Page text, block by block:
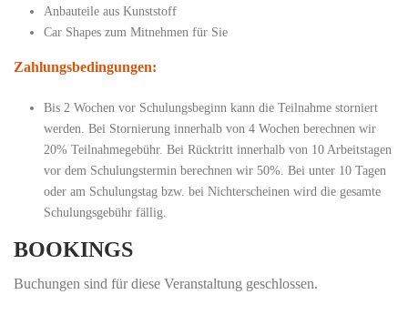
Anbauteile aus Kunststoff
Car Shapes zum Mitnehmen für Sie
Zahlungsbedingungen:
Bis 2 Wochen vor Schulungsbeginn kann die Teilnahme storniert
werden. Bei Stornierung innerhalb von 4 Wochen berechnen wir
20% Teilnahmegebühr. Bei Rücktritt innerhalb von 10 Arbeitstagen
vor dem Schulungstermin berechnen wir 50%. Bei unter 10 Tagen
oder am Schulungstag bzw. bei Nichterscheinen wird die gesamte
Schulungsgebühr fällig.
BOOKINGS
Buchungen sind für diese Veranstaltung geschlossen.